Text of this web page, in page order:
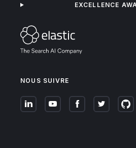
NOUS SUIVRE
EXCELLENCE